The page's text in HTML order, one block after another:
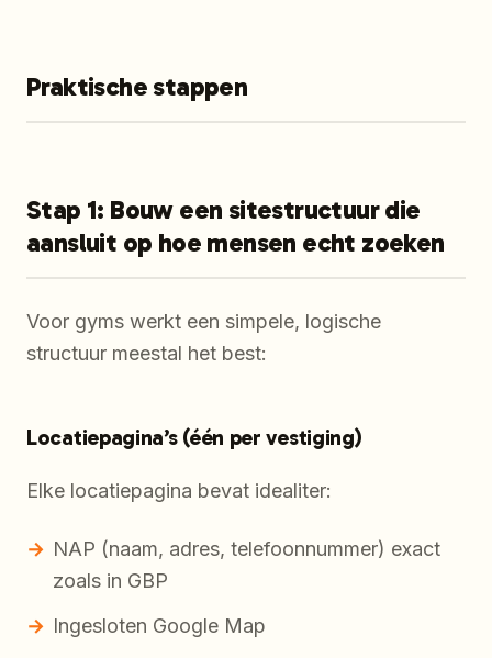
Praktische stappen
Stap 1: Bouw een sitestructuur die
aansluit op hoe mensen echt zoeken
Voor gyms werkt een simpele, logische
structuur meestal het best:
Locatiepagina’s (één per vestiging)
Elke locatiepagina bevat idealiter:
NAP (naam, adres, telefoonnummer) exact
zoals in GBP
Ingesloten Google Map